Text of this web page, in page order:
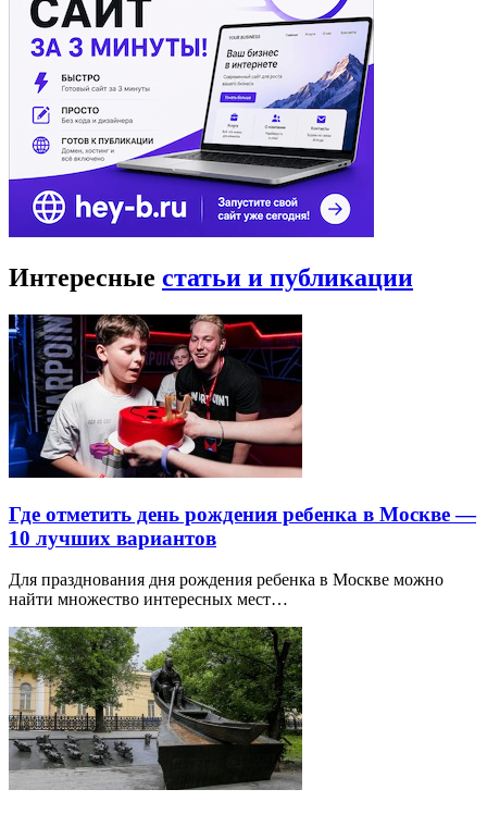
Интересные статьи и публикации
Где отметить день рождения ребенка в Москве —
10 лучших вариантов
Для празднования дня рождения ребенка в Москве можно
найти множество интересных мест…